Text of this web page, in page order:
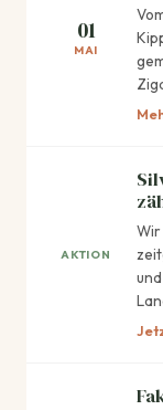
01
MAI
AKTION